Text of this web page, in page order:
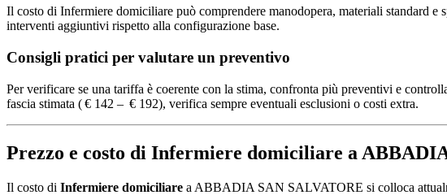
Il costo di Infermiere domiciliare può comprendere manodopera, materiali standard
interventi aggiuntivi rispetto alla configurazione base.
Consigli pratici per valutare un preventivo
Per verificare se una tariffa è coerente con la stima, confronta più preventivi e
fascia stimata ( € 142 – € 192), verifica sempre eventuali esclusioni o costi extra.
Prezzo e costo di Infermiere domiciliare a
Il costo di Infermiere domiciliare a ABBADIA SAN SALVATORE si colloca